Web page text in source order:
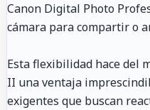
Canon Digital Photo
cámara para compartir o
Esta flexibilidad hace del
II una ventaja
exigentes que buscan